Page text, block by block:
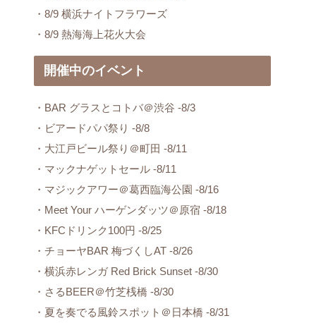
・8/9 横浜ナイトフラワーズ
・8/9 熱海海上花火大会
開催中のイベント
・BAR グラスとコトバ＠渋谷 -8/3
・ビアードパパ祭り -8/8
・大江戸ビール祭り＠町田 -8/11
・マックナゲットセール -8/11
・マジックアワー＠葛西臨海公園 -8/16
・Meet Your ハーゲンダッツ＠原宿 -8/18
・KFCドリンク100円 -8/25
・チョーヤBAR 梅づくしAT -8/26
・横浜赤レンガ Red Brick Sunset -8/30
・さるBEER＠竹芝桟橋 -8/30
・夏を奏でる風鈴スポット＠日本橋 -8/31